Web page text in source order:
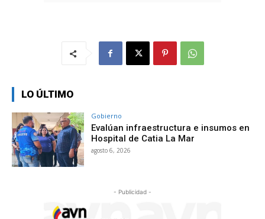
LO ÚLTIMO
Gobierno
Evalúan infraestructura e insumos en
Hospital de Catia La Mar
agosto 6, 2026
- Publicidad -